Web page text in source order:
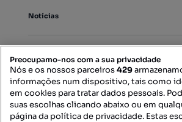
Notícias
Mapa do Site
Preocupamo-nos com a sua privacidade
Nós e os nossos parceiros429
informações num dispositivo, tais como
em cookies para tratar dados pessoais.
suas escolhas clicando abaixo ou em
página da política de privacidade. Estas